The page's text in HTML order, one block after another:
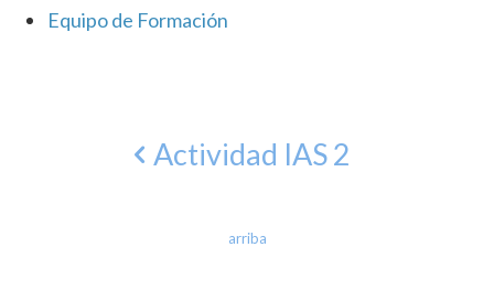
Equipo de Formación
Actividad IAS 2
arriba